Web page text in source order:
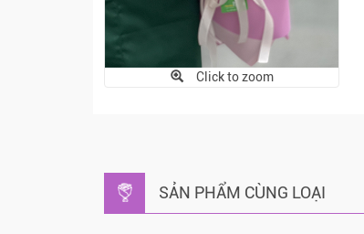
Click to zoom
SẢN PHẨM CÙNG LOẠI